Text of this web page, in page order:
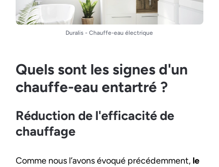
Duralis - Chauffe-eau électrique
Quels sont les signes d'un
chauffe-eau entartré ?
Réduction de l'efficacité de
chauffage
Comme nous l’avons évoqué précédemment, le